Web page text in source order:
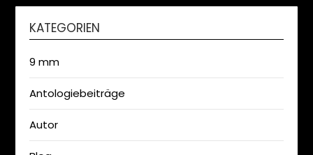
KATEGORIEN
9 mm
Antologiebeiträge
Autor